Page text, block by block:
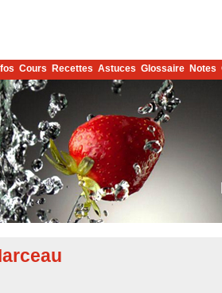
Cours Recettes Astuces Glossaire Notes